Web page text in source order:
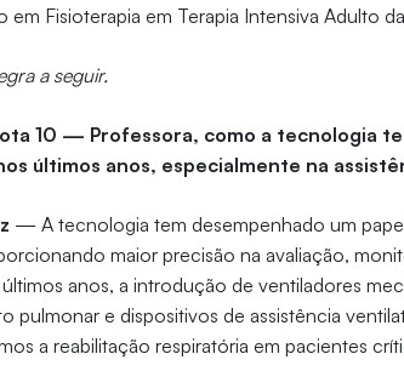
em Fisioterapia em Terapia Intensiva Adulto
a seguir.
10 — Professora, como a tecnologia
últimos anos, especialmente na
— A tecnologia tem desempenhado um
maior precisão na avaliação,
anos, a introdução de ventiladores
pulmonar e dispositivos de assistência
a reabilitação respiratória em pacientes